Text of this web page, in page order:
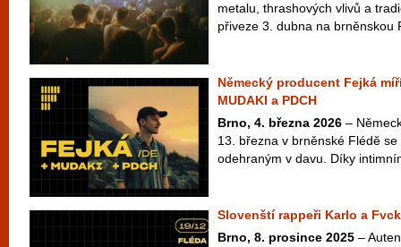
metalu, thrashových vlivů a
přiveze 3. dubna na brněnskou
Německý producent Fejká
MUDAKI a PDCH
Brno, 4. března 2026 –
13. března v brněnské Flédě
odehraným v davu. Díky
Slovenští rappeři Karlo a
Brno, 8. prosince 2025 –